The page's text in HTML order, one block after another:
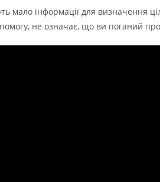
інформації для визначення
не означає, що ви поганий